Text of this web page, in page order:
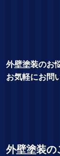
外壁塗装のお
お気軽にお問
外壁塗装の